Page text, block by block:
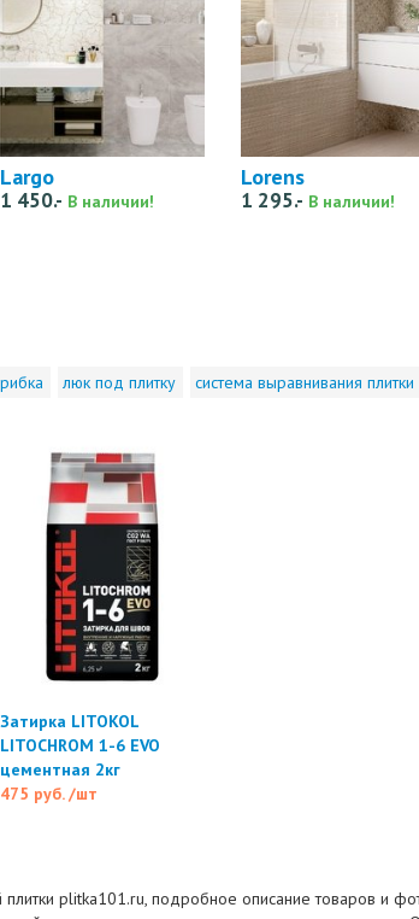
Largo
1 450.- В наличии!
Lorens
1 295.- В наличии!
люк под плитку система выравнивания плитки
Затирка LITOKOL
LITOCHROM 1-6 EVO
цементная 2кг
475 руб./шт
plitka101.ru, подробное описание товаров и